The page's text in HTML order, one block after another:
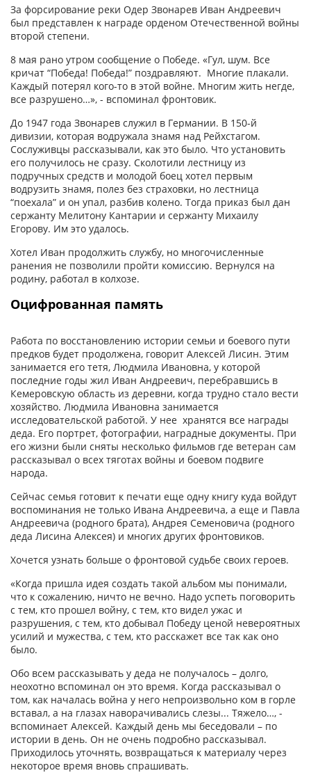
За форсирование реки Одер Звонарев Иван Андреевич
был представлен к награде орденом Отечественной войны
второй степени.
8 мая рано утром сообщение о Победе. «Гул, шум. Все
кричат “Победа! Победа!” поздравляют. Многие плакали.
Каждый потерял кого-то в этой войне. Многим жить негде,
все разрушено…», - вспоминал фронтовик.
До 1947 года Звонарев служил в Германии. В 150-й
дивизии, которая водружала знамя над Рейхстагом.
Сослуживцы рассказывали, как это было. Что установить
его получилось не сразу. Сколотили лестницу из
подручных средств и молодой боец хотел первым
водрузить знамя, полез без страховки, но лестница
“поехала” и он упал, разбив колено. Тогда приказ был дан
сержанту Мелитону Кантарии и сержанту Михаилу
Егорову. Им это удалось.
Хотел Иван продолжить службу, но многочисленные
ранения не позволили пройти комиссию. Вернулся на
родину, работал в колхозе.
Оцифрованная память
Работа по восстановлению истории семьи и боевого пути
предков будет продолжена, говорит Алексей Лисин. Этим
занимается его тетя, Людмила Ивановна, у которой
последние годы жил Иван Андреевич, перебравшись в
Кемеровскую область из деревни, когда трудно стало вести
хозяйство. Людмила Ивановна занимается
исследовательской работой. У нее хранятся все награды
деда. Его портрет, фотографии, наградные документы. При
его жизни были сняты несколько фильмов где ветеран сам
рассказывал о всех тяготах войны и боевом подвиге
народа.
Сейчас семья готовит к печати еще одну книгу куда войдут
воспоминания не только Ивана Андреевича, а еще и Павла
Андреевича (родного брата), Андрея Семеновича (родного
деда Лисина Алексея) и многих других фронтовиков.
Хочется узнать больше о фронтовой судьбе своих героев.
«Когда пришла идея создать такой альбом мы понимали,
что к сожалению, ничто не вечно. Надо успеть поговорить
с тем, кто прошел войну, с тем, кто видел ужас и
разрушения, с тем, кто добывал Победу ценой невероятных
усилий и мужества, с тем, кто расскажет все так как оно
было.
Обо всем рассказывать у деда не получалось – долго,
неохотно вспоминал он это время. Когда рассказывал о
том, как началась война у него непроизвольно ком в горле
вставал, а на глазах наворачивались слезы... Тяжело…, -
вспоминает Алексей. Каждый день мы беседовали – по
истории в день. Он не очень подробно рассказывал.
Приходилось уточнять, возвращаться к материалу через
некоторое время вновь спрашивать.